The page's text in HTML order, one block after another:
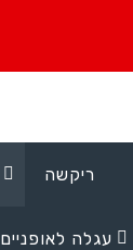
ריקשה
עגלה לאופניים